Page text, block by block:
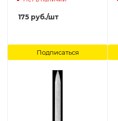
175 руб./шт
Подписаться